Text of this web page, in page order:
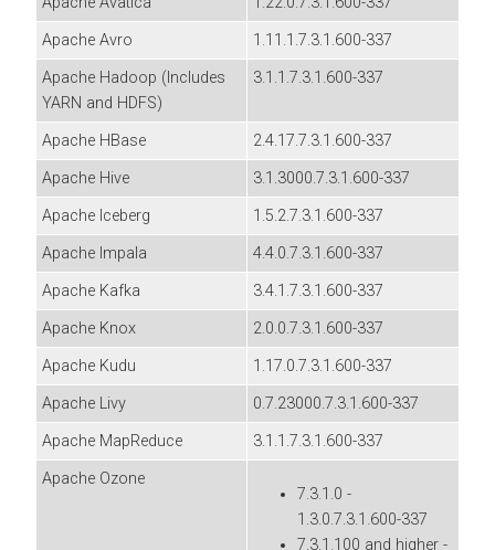
Apache Avro
1.11.1.7.3.1.600-337
Apache Hadoop (Includes
YARN and HDFS)
3.1.1.7.3.1.600-337
Apache HBase
2.4.17.7.3.1.600-337
Apache Hive
3.1.3000.7.3.1.600-337
Apache Iceberg
1.5.2.7.3.1.600-337
Apache Impala
4.4.0.7.3.1.600-337
Apache Kafka
3.4.1.7.3.1.600-337
Apache Knox
2.0.0.7.3.1.600-337
Apache Kudu
1.17.0.7.3.1.600-337
Apache Livy
0.7.23000.7.3.1.600-337
Apache MapReduce
3.1.1.7.3.1.600-337
Apache Ozone
7.3.1.0 -
1.3.0.7.3.1.600-337
7.3.1.100 and higher -